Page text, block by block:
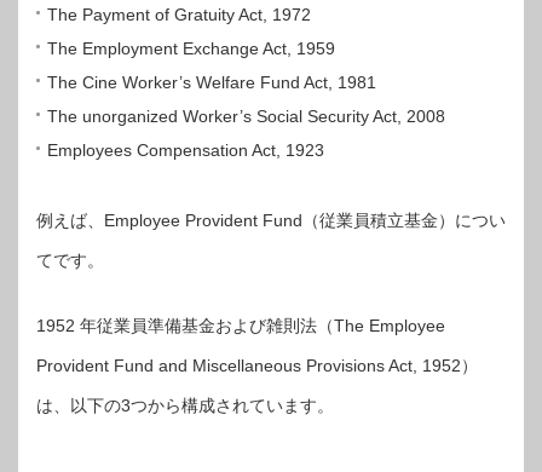
The Payment of Gratuity Act, 1972
The Employment Exchange Act, 1959
The Cine Worker’s Welfare Fund Act, 1981
The unorganized Worker’s Social Security Act, 2008
Employees Compensation Act, 1923
例えば、Employee Provident Fund（従業員積立基金）につい
てです。
1952 年従業員準備基金および雑則法（The Employee
Provident Fund and Miscellaneous Provisions Act, 1952）
は、以下の3つから構成されています。